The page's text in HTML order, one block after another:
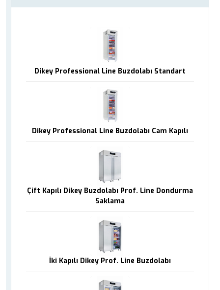
Dikey Professional Line Buzdolabı Standart
Dikey Professional Line Buzdolabı Cam Kapılı
Çift Kapılı Dikey Buzdolabı Prof. Line Dondurma
Saklama
İki Kapılı Dikey Prof. Line Buzdolabı